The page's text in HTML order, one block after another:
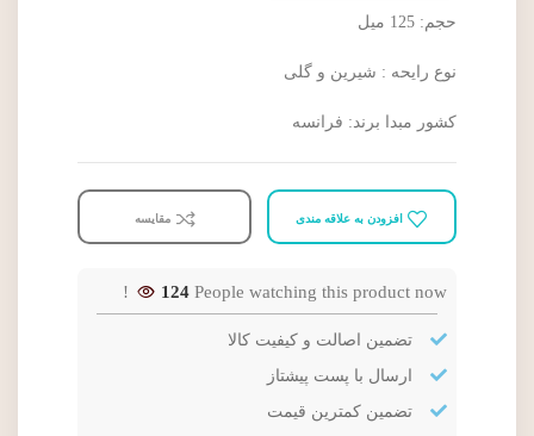
حجم: 125 میل
نوع رایحه : شیرین و گلی
کشور مبدا برند: فرانسه
افزودن به علاقه مندی مقایسه
124 People watching this product now!
تضمین اصالت و کیفیت کالا
ارسال با پست پیشتاز
تضمین کمترین قیمت